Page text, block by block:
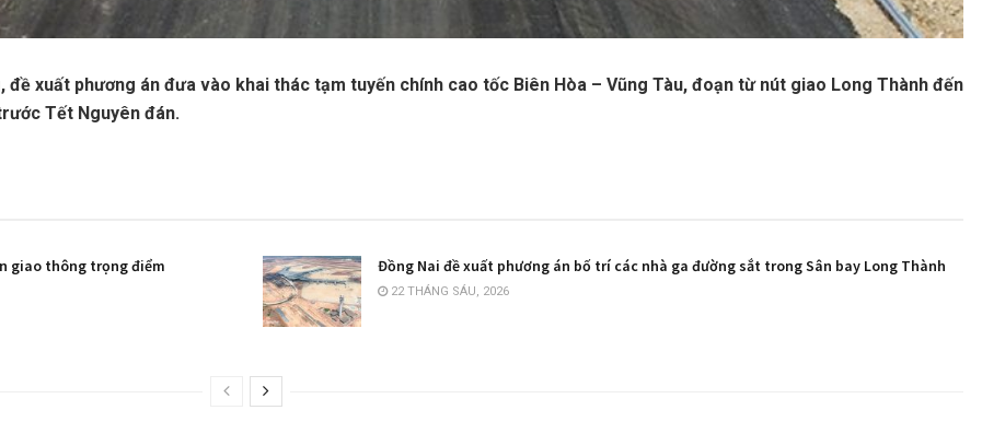
đề xuất phương án đưa vào khai thác tạm tuyến chính cao tốc Biên Hòa – Vũng Tàu, đoạn từ nút giao Long Thành đến
Tết Nguyên đán.
giao thông trọng điểm Đồng Nai đề xuất phương án bố trí các nhà ga đường sắt trong Sân bay Long Thành
22 THÁNG SÁU, 2026